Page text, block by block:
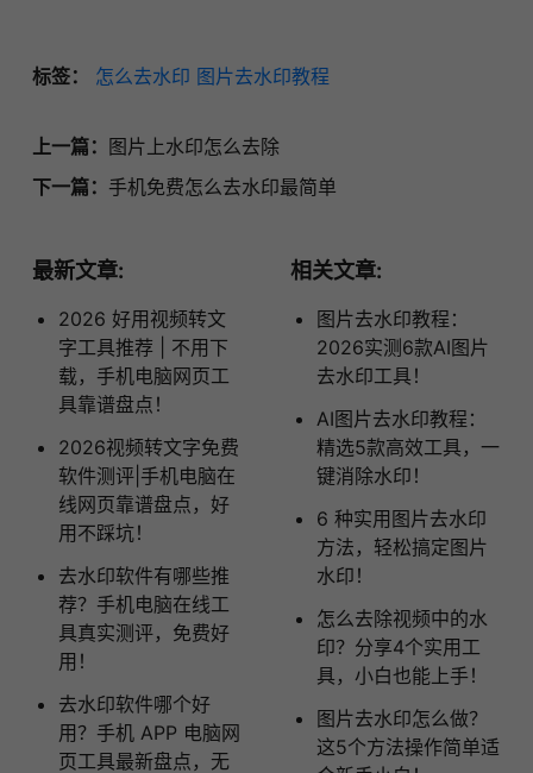
标签： 怎么去水印 图片去水印教程
上一篇： 图片上水印怎么去除
下一篇： 手机免费怎么去水印最简单
最新文章:
2026 好用视频转文
字工具推荐 | 不用下
载，手机电脑网页工
具靠谱盘点！
2026视频转文字免费
软件测评|手机电脑在
线网页靠谱盘点，好
用不踩坑！
去水印软件有哪些推
荐？手机电脑在线工
具真实测评，免费好
用！
去水印软件哪个好
用？手机 APP 电脑网
页工具最新盘点，无
相关文章:
图片去水印教程：
2026实测6款AI图片
去水印工具！
AI图片去水印教程：
精选5款高效工具，一
键消除水印！
6 种实用图片去水印
方法，轻松搞定图片
水印！
怎么去除视频中的水
印？分享4个实用工
具，小白也能上手！
图片去水印怎么做？
这5个方法操作简单适